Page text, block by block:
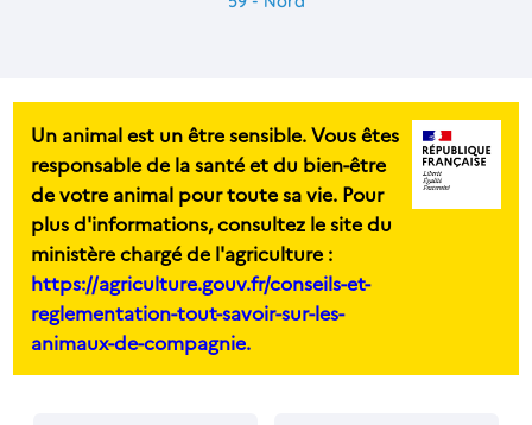
Un animal est un être sensible. Vous êtes
responsable de la santé et du bien-être
de votre animal pour toute sa vie. Pour
plus d'informations, consultez le site du
ministère chargé de l'agriculture :
https://agriculture.gouv.fr/conseils-et-
reglementation-tout-savoir-sur-les-
animaux-de-compagnie.